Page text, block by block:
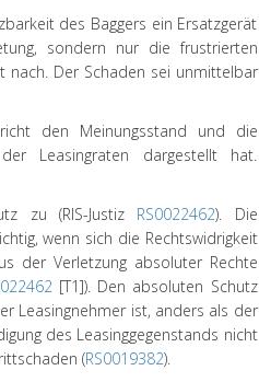
des Baggers ein Ersatzgerät
sondern nur die frustrierten
nach. Der Schaden sei unmittelbar
den Meinungsstand und die
Leasingraten dargestellt hat.
zu (RIS-Justiz RS0022462). Die
wenn sich die Rechtswidrigkeit
der Verletzung absoluter Rechte
[T1]). Den absoluten Schutz
Leasingnehmer ist, anders als der
des Leasinggegenstands nicht
(RS0019382).